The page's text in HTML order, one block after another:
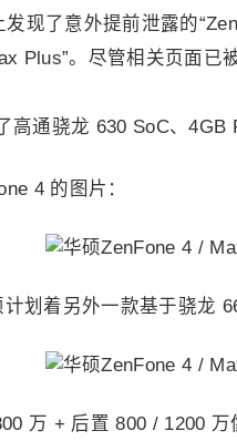
现了意外提前泄露的
Plus”。尽管相关页面
高通骁龙 630 SoC、4GB
4 的图片：
划着另外一款基于骁龙
万 + 后置 800 / 1200